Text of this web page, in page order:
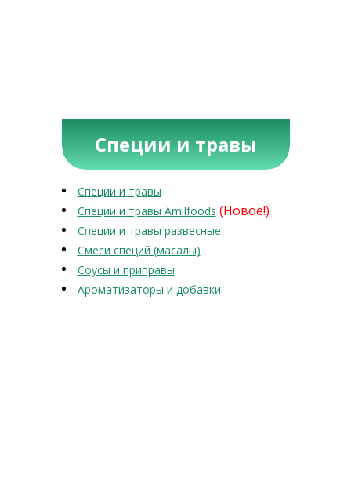
Специи и травы
Специи и травы
Специи и травы Amilfoods (Новое!)
Специи и травы развесные
Смеси специй (масалы)
Соусы и приправы
Ароматизаторы и добавки